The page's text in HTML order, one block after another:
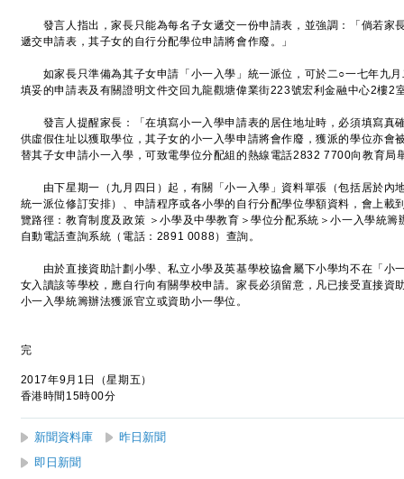
發言人指出，家長只能為每名子女遞交一份申請表，並強調：「倘若家
遞交申請表，其子女的自行分配學位申請將會作廢。」
如家長只準備為其子女申請「小一入學」統一派位，可於二○一七年九月
填妥的申請表及有關證明文件交回九龍觀塘偉業街223號宏利金融中心2樓2
發言人提醒家長：「在填寫小一入學申請表的居住地址時，必須填寫真
供虛假住址以獲取學位，其子女的小一入學申請將會作廢，獲派的學位亦會
替其子女申請小一入學，可致電學位分配組的熱線電話2832 7700向教育局
由下星期一（九月四日）起，有關「小一入學」資料單張（包括居於內
統一派位修訂安排）、申請程序或各小學的自行分配學位學額資料，會上載
覽路徑：教育制度及政策 ＞小學及中學教育＞學位分配系統＞小一入學統
自動電話查詢系統（電話：2891 0088）查詢。
由於直接資助計劃小學、私立小學及英基學校協會屬下小學均不在「小
女入讀該等學校，應自行向有關學校申請。家長必須留意，凡已接受直接資
小一入學統籌辦法獲派官立或資助小一學位。
完
2017年9月1日（星期五）
香港時間15時00分
新聞資料庫
昨日新聞
即日新聞